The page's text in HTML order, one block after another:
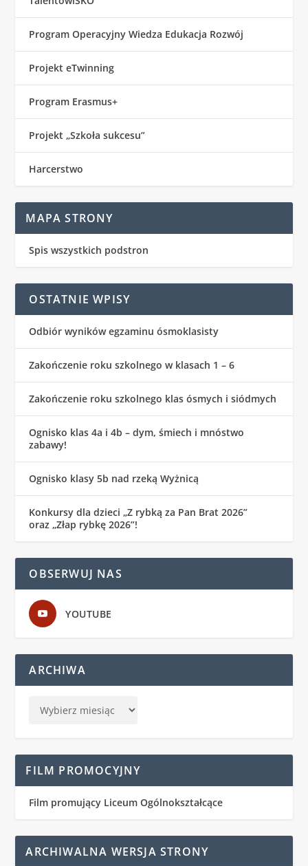
Program Operacyjny Wiedza Edukacja Rozwój
Projekt eTwinning
Program Erasmus+
Projekt „Szkoła sukcesu”
Harcerstwo
MAPA STRONY
Spis wszystkich podstron
OSTATNIE WPISY
Odbiór wyników egzaminu ósmoklasisty
Zakończenie roku szkolnego w klasach 1 – 6
Zakończenie roku szkolnego klas ósmych i siódmych
Ognisko klas 4a i 4b – dym, śmiech i mnóstwo
zabawy!
Ognisko klasy 5b nad rzeką Wyżnicą
Konkursy dla dzieci „Z rybką za Pan Brat 2026”
oraz „Złap rybkę 2026”!
OBSERWUJ NAS
YOUTUBE
ARCHIWA
FILM PROMOCYJNY
Film promujący Liceum Ogólnokształcące
ARCHIWALNA WERSJA STRONY